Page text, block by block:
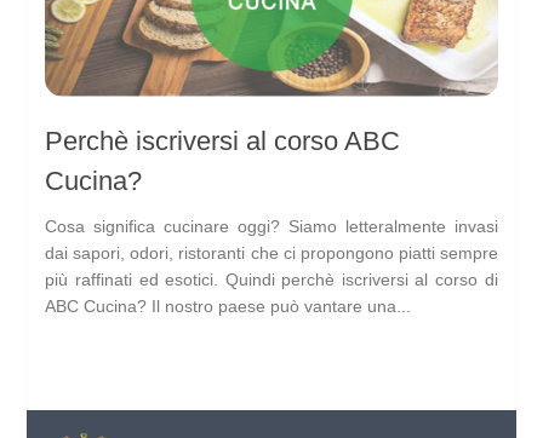
Perchè iscriversi al corso ABC
Cucina?
Cosa significa cucinare oggi? Siamo letteralmente invasi
dai sapori, odori, ristoranti che ci propongono piatti sempre
più raffinati ed esotici. Quindi perchè iscriversi al corso di
ABC Cucina? Il nostro paese può vantare una...